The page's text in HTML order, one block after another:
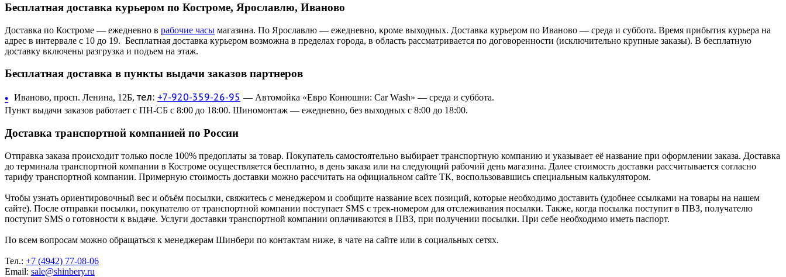
Бесплатная доставка курьером по Костроме, Ярославлю, Иваново
Доставка по Костроме — ежедневно в рабочие часы магазина. По Ярославлю — ежедневно, кроме выходных. Доставка курьером по Иваново — среда и суббота. Время прибытия курьера на
адрес в интервале с 10 до 19. Бесплатная доставка курьером возможна в пределах города, в область рассматривается по договоренности (исключительно крупные заказы). В бесплатную
доставку включены разгрузка и подъем на этаж.
Бесплатная доставка в пункты выдачи заказов партнеров
• Иваново, просп. Ленина, 12Б, тел: +7-920-359-26-95 — Автомойка «Евро Конюшни: Car Wash» — среда и суббота.
Пункт выдачи заказов работает с ПН-СБ с 8:00 до 18:00. Шиномонтаж — ежедневно, без выходных с 8:00 до 18:00.
Доставка транспортной компанией по России
Отправка заказа происходит только после 100% предоплаты за товар. Покупатель самостоятельно выбирает транспортную компанию и указывает её название при оформлении заказа. Доставка
до терминала транспортной компании в Костроме осуществляется бесплатно, в день заказа или на следующий рабочий день магазина. Далее стоимость доставки рассчитывается согласно
тарифу транспортной компании. Примерную стоимость доставки можно рассчитать на официальном сайте ТК, воспользовавшись специальным калькулятором.
Чтобы узнать ориентировочный вес и объём посылки, свяжитесь с менеджером и сообщите название всех позиций, которые необходимо доставить (удобнее ссылками на товары на нашем
сайте). После отправки посылки, покупателю от транспортной компании поступает SMS с трек-номером для отслеживания посылки. Также, когда посылка поступит в ПВЗ, получателю
поступит SMS о готовности к выдаче. Услуги доставки транспортной компании оплачиваются в ПВЗ, при получении посылки. При себе необходимо иметь паспорт.
По всем вопросам можно обращаться к менеджерам Шинбери по контактам ниже, в чате на сайте или в социальных сетях.
Тел.: +7 (4942) 77-08-06
Email: sale@shinbery.ru